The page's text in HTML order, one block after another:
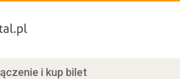
i kup bilet